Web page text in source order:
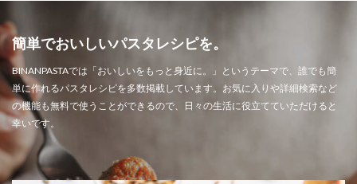
簡単でおいしいパスタレシピを。
BINANPASTAでは「おいしいをもっと身近に。」というテーマで、誰でも簡
単に作れるパスタレシピを多数掲載しています。お気に入りや詳細検索など
の機能も無料で使うことができるので、日々の生活に役立てていただけると
幸いです。